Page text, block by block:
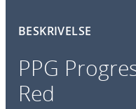
BESKRIVELSE
PPG
Red